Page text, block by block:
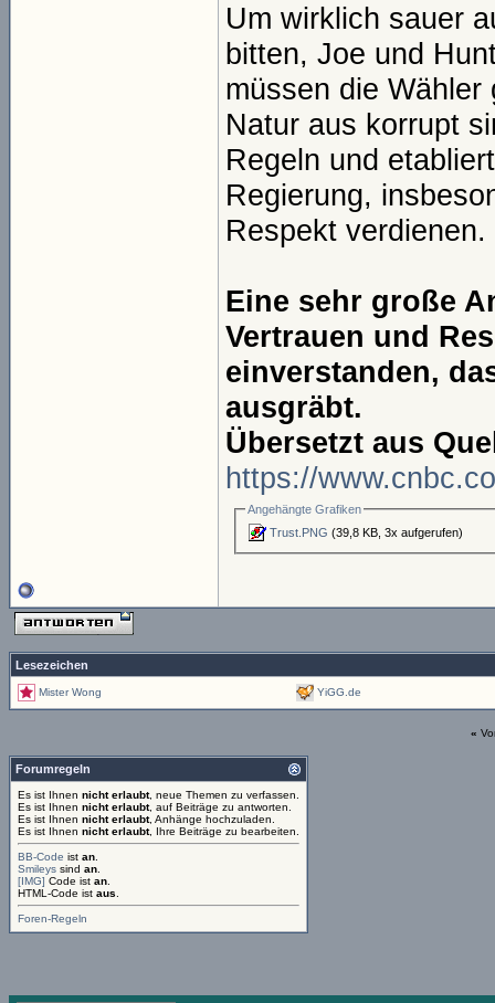
Um wirklich sauer
bitten, Joe und
müssen die
Natur aus korrupt
Regeln und
Regierung,
Respekt verdienen.
Eine sehr große
Vertrauen und
einverstanden,
ausgräbt.
Übersetzt aus
https://
Angehängte Grafiken
Trust.PNG (39,8 KB, 3x aufgerufen)
Lesezeichen
Mister Wong YiGG.de
«
Forumregeln
Es ist Ihnen nicht erlaubt, neue Themen zu verfassen.
Es ist Ihnen nicht erlaubt, auf Beiträge zu antworten.
Es ist Ihnen nicht erlaubt, Anhänge hochzuladen.
Es ist Ihnen nicht erlaubt, Ihre Beiträge zu bearbeiten.
BB-Code ist an
Smileys sind an
[IMG] Code ist an
HTML-Code ist aus
Foren-Regeln